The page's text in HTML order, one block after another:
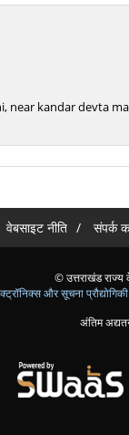
near kandar devta
वेबसाइट नीति संपर्क
© उत्तराखंड राज्य
और सूचना
अंतिम